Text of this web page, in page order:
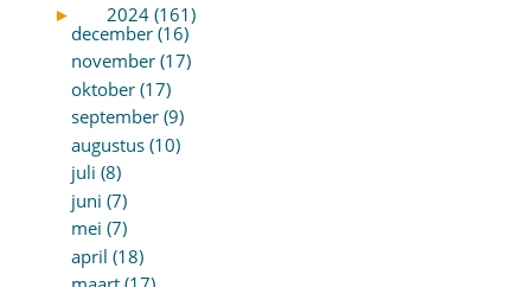
►
2024 (161)
december (16)
november (17)
oktober (17)
september (9)
augustus (10)
juli (8)
juni (7)
mei (7)
april (18)